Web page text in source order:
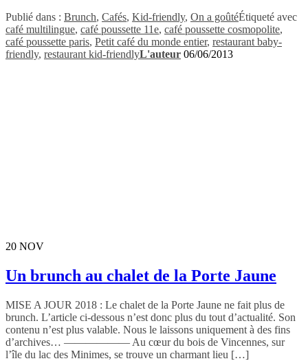
Publié dans : Brunch, Cafés, Kid-friendly, On a goûtéÉtiqueté avec
café multilingue, café poussette 11e, café poussette cosmopolite,
café poussette paris, Petit café du monde entier, restaurant baby-
friendly, restaurant kid-friendlyL'auteur 06/06/2013
20 NOV
Un brunch au chalet de la Porte Jaune
MISE A JOUR 2018 : Le chalet de la Porte Jaune ne fait plus de
brunch. L’article ci-dessous n’est donc plus du tout d’actualité. Son
contenu n’est plus valable. Nous le laissons uniquement à des fins
d’archives… —————— Au cœur du bois de Vincennes, sur
l’île du lac des Minimes, se trouve un charmant lieu […]